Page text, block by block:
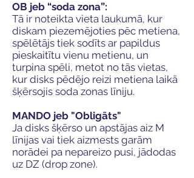
OB jeb “soda zona”:
Tā ir noteikta vieta laukumā, kur
diskam piezemējoties pēc metiena,
spēlētājs tiek sodīts ar papildus
pieskaitītu vienu metienu, un
turpina spēli, metot no tās vietas,
kur disks pēdējo reizi metiena laikā
šķērsojis soda zonas līniju.
MANDO jeb "Obligāts"
Ja disks šķērso un apstājas aiz M
līnijas vai tiek aizmests garām
norādei pa nepareizo pusi, jādodas
uz DZ (drop zone).